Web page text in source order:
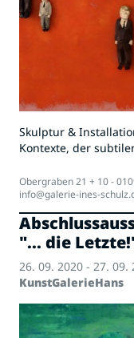
Skulptur &
Kontexte, der
Obergraben 21 + 10 -
info@galerie-ines-
"... die
26. 09. 2020 - 27. 09.
KunstGalerieHans